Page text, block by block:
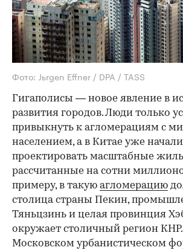
Фото: Jьrgen Effner / DPA / TASS
Гигаполисы — новое явление в
развития городов. Люди только
привыкнуть к агломерациям с
населением, а в Китае уже начали
проектировать масштабные
рассчитанные на сотни
примеру, в такую агломерацию
столица страны Пекин,
Тяньцзинь и целая провинция
окружает столичный регион
Московском урбанистическом